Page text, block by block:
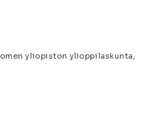
yliopiston ylioppilaskunta,